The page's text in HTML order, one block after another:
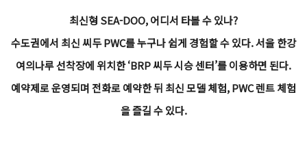
최신형 SEA-DOO, 어디서 타볼 수 있나?
수도권에서 최신 씨두 PWC를 누구나 쉽게 경험할 수 있다. 서울 한강
여의나루 선착장에 위치한 ‘BRP 씨두 시승 센터’를 이용하면 된다.
예약제로 운영되며 전화로 예약한 뒤 최신 모델 체험, PWC 렌트 체험
을 즐길 수 있다.